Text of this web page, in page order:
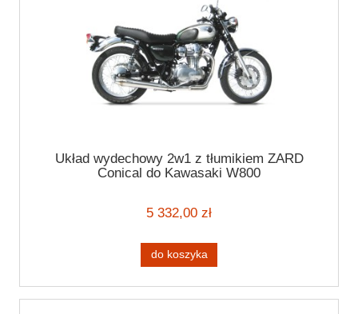
Układ wydechowy 2w1 z tłumikiem ZARD
Conical do Kawasaki W800
5 332,00 zł
do koszyka